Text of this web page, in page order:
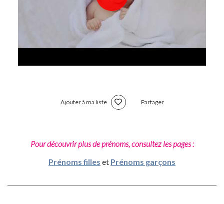
Ajouter à ma liste Partager
Pour découvrir plus de prénoms, consultez les pages :
Prénoms filles et Prénoms garçons